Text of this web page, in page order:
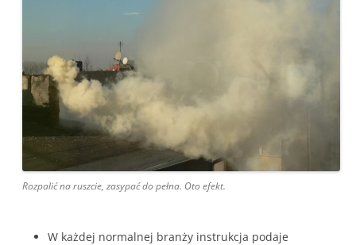
Rozpalić na ruszcie, zasypać do pełna. Oto efekt.
W każdej normalnej branży instrukcja podaje